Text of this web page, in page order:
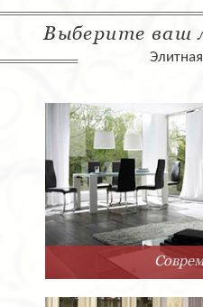
Выберите ваш